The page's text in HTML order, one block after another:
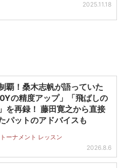
2025.11.18
覇！桑木志帆が語っていた
の精度アップ」「飛ばしの
を再録！ 藤田寛之から直接
パットのアドバイスも
ーナメント レッスン
2026.8.6